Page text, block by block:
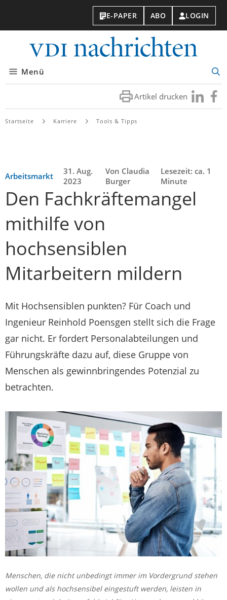
E-PAPER ABO LOGIN
Menü
Artikel drucken Besuchen
Sie
Sie
Startseite Karriere Tools & Tipps
Arbeitsmarkt
31. Aug.
2023
Von Claudia
Burger
Lesezeit: ca. 1
Minute
Den Fachkräftemangel
mithilfe von
hochsensiblen
Mitarbeitern mildern
Mit Hochsensiblen punkten? Für Coach und
Ingenieur Reinhold Poensgen stellt sich die Frage
gar nicht. Er fordert Personalabteilungen und
Führungskräfte dazu auf, diese Gruppe von
Menschen als gewinnbringendes Potenzial zu
betrachten.
Menschen, die nicht unbedingt immer im Vordergrund stehen
wollen und als hochsensibel eingestuft werden, leisten in